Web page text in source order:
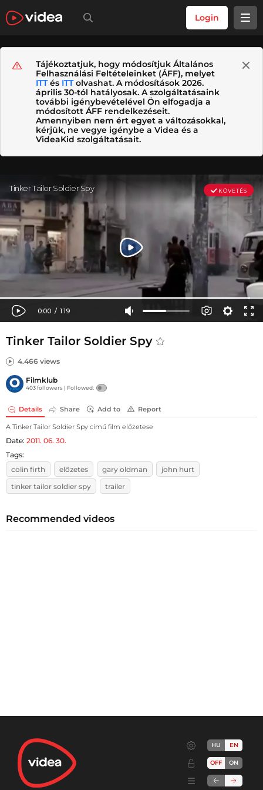
Login
Tájékoztatjuk, hogy módosítjuk Általános
Felhasználási Feltételeinket (ÁFF), melyet
ITTés ITTolvashat. A módosítások 2026.
április 30-tól hatályosak. A szolgáltatásaink
további igénybevételével Ön elfogadja a
módosított ÁFF rendelkezéseit.
Amennyiben nem ért egyet a változásokkal,
kérjük, ne vegye igénybe a Videa és a
VideaKid szolgáltatásait.
Tinker Tailor Soldier Spy
4.466 views
Filmklub
403 followers | Followed:
Details Share Add to Report
A Tinker Tailor Soldier Spy című film előzetese
Date: 2011. 06. 30.
Tags:
colin firth
előzetes gary oldman
john hurt
tinker tailor soldier spy
trailer
Recommended videos
HU EN
OFF ON